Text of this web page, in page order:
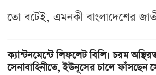
তো বটেই, এমনকী বাংলাদেশের
ক্যান্টনমেন্টে লিফলেট বিলি। চরম
সেনাবাহিনীতে, ইউনূসের চালে ফাঁসছেন